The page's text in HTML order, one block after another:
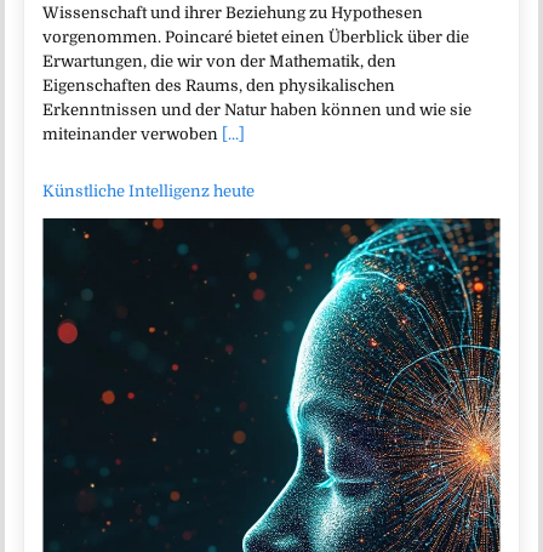
Wissenschaft und ihrer Beziehung zu Hypothesen
vorgenommen. Poincaré bietet einen Überblick über die
Erwartungen, die wir von der Mathematik, den
Eigenschaften des Raums, den physikalischen
Erkenntnissen und der Natur haben können und wie sie
miteinander verwoben [...]
Künstliche Intelligenz heute